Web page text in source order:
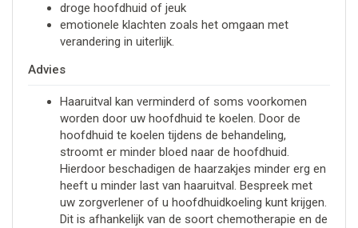
droge hoofdhuid of jeuk
emotionele klachten zoals het omgaan met
verandering in uiterlijk.
Advies
Haaruitval kan verminderd of soms voorkomen
worden door uw hoofdhuid te koelen. Door de
hoofdhuid te koelen tijdens de behandeling,
stroomt er minder bloed naar de hoofdhuid.
Hierdoor beschadigen de haarzakjes minder erg en
heeft u minder last van haaruitval. Bespreek met
uw zorgverlener of u hoofdhuidkoeling kunt krijgen.
Dit is afhankelijk van de soort chemotherapie en de